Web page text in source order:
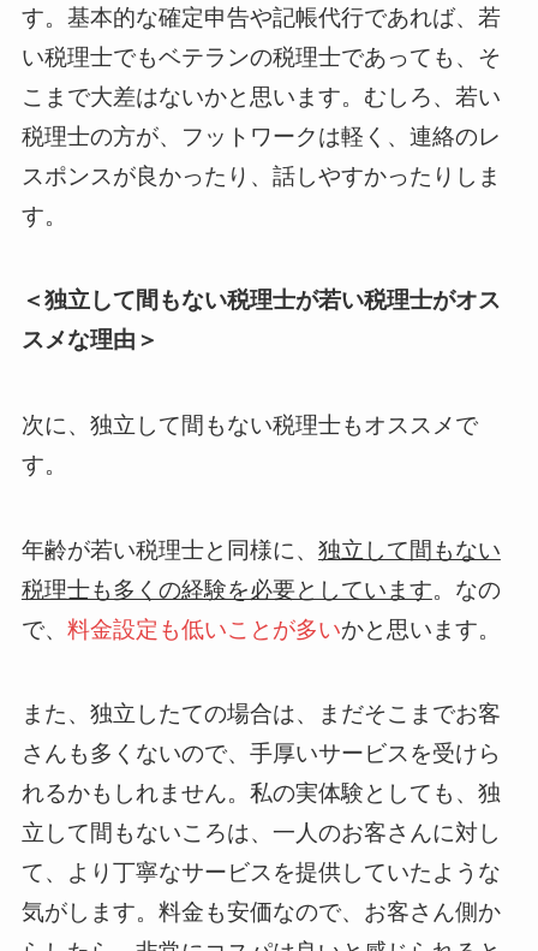
す。基本的な確定申告や記帳代行であれば、若
い税理士でもベテランの税理士であっても、そ
こまで大差はないかと思います。むしろ、若い
税理士の方が、フットワークは軽く、連絡のレ
スポンスが良かったり、話しやすかったりしま
す。
＜独立して間もない税理士が若い税理士がオス
スメな理由＞
次に、独立して間もない税理士もオススメで
す。
年齢が若い税理士と同様に、 独立して間もない
税理士も多くの経験を必要としています。なの
で、 料金設定も低いことが多いかと思います。
また、独立したての場合は、まだそこまでお客
さんも多くないので、手厚いサービスを受けら
れるかもしれません。私の実体験としても、独
立して間もないころは、一人のお客さんに対し
て、より丁寧なサービスを提供していたような
気がします。料金も安価なので、お客さん側か